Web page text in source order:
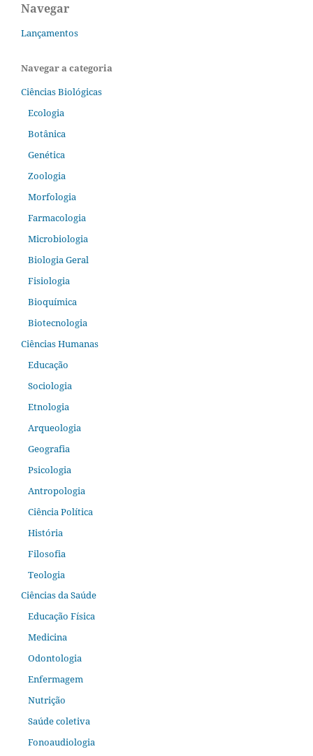
Navegar
Lançamentos
Navegar a categoria
Ciências Biológicas
Ecologia
Botânica
Genética
Zoologia
Morfologia
Farmacologia
Microbiologia
Biologia Geral
Fisiologia
Bioquímica
Biotecnologia
Ciências Humanas
Educação
Sociologia
Etnologia
Arqueologia
Geografia
Psicologia
Antropologia
Ciência Política
História
Filosofia
Teologia
Ciências da Saúde
Educação Física
Medicina
Odontologia
Enfermagem
Nutrição
Saúde coletiva
Fonoaudiologia